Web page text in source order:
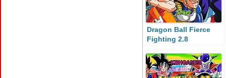
Dragon Ball Fierce
Fighting 2.8